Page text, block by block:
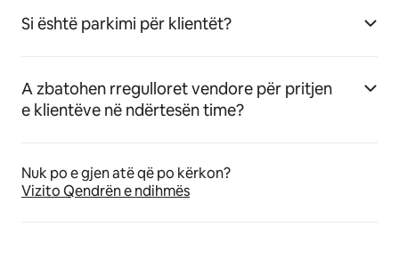
Si është parkimi për klientët?
A zbatohen rregulloret vendore për pritjen
e klientëve në ndërtesën time?
Nuk po e gjen atë që po kërkon?
Vizito Qendrën e ndihmës